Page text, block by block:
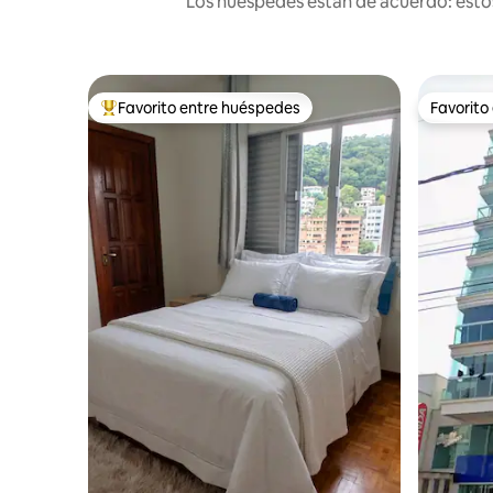
Favorito entre los huéspedes más destacados
Favorito entre huéspedes